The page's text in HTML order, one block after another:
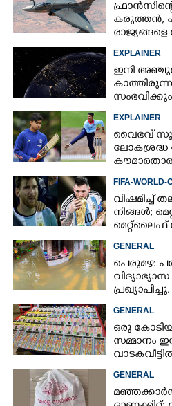
കരുത്തൻ,​
ഇന്ത്യ
EXPLAINER
ഇനി
EXPLAINER
വൈഭവ്
ലോകശ്രദ്ധ
FIFA-WORLD-
വിഷമിച്ച്
നിങ്ങള്‍;
മെറ്റ്‌ലൈഫ്
GENERAL
പെരുമഴ:
പ്രഖ്യാപിച്ചു.
GENERAL
ഒരു
സമ്മാനം
73കാരൻ
GENERAL